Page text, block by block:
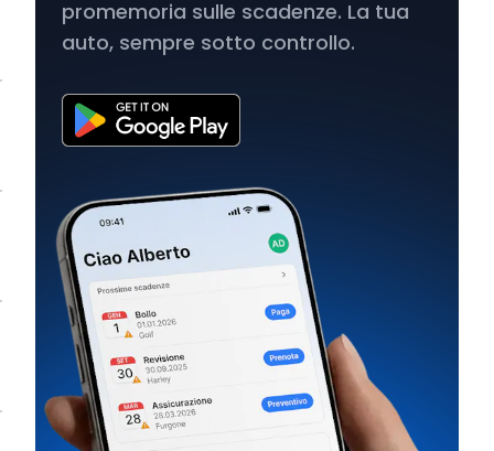
promemoria sulle scadenze. La tua
auto, sempre sotto controllo.